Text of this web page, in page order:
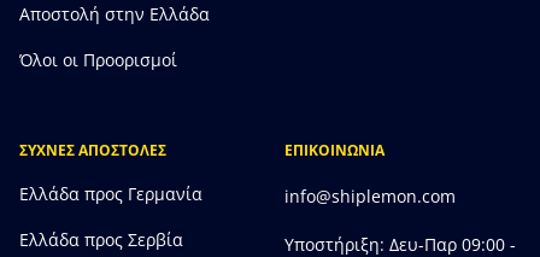
Αποστολή στην Ελλάδα
Όλοι οι Προορισμοί
ΣΥΧΝΕΣ ΑΠΟΣΤΟΛΕΣ
Ελλάδα προς Γερμανία
Ελλάδα προς Σερβία
ΕΠΙΚΟΙΝΩΝΙΑ
info@shiplemon.com
Υποστήριξη: Δευ-Παρ 09:00 -